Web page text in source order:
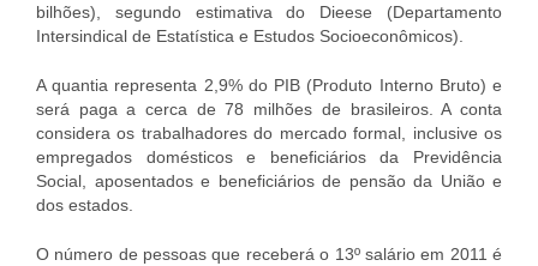
bilhões), segundo estimativa do Dieese (Departamento
Intersindical de Estatística e Estudos Socioeconômicos).
A quantia representa 2,9% do PIB (Produto Interno Bruto) e
será paga a cerca de 78 milhões de brasileiros. A conta
considera os trabalhadores do mercado formal, inclusive os
empregados domésticos e beneficiários da Previdência
Social, aposentados e beneficiários de pensão da União e
dos estados.
O número de pessoas que receberá o 13º salário em 2011 é